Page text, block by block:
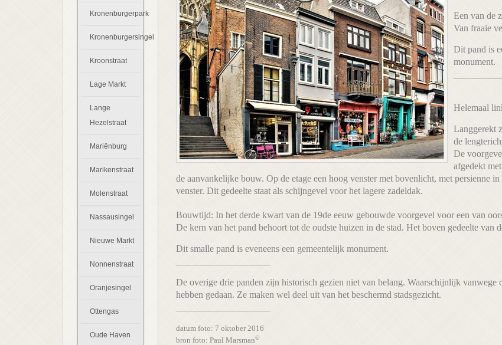
Kronenburgerpark
Kronenburgersingel
Kroonstraat
Lage Markt
Lange
Hezelstraat
Mariënburg
Marikenstraat
Molenstraat
Nassausingel
Nieuwe Markt
Nonnenstraat
Oranjesingel
Ottengas
Oude Haven
Een van de
Van fraaie
Dit pand is
monument.
Helemaal
Langgerekt
de
De
afgedekt
de aanvankelijke bouw. Op de etage een hoog venster met bovenlicht, met persienne
venster. Dit gedeelte staat als schijngevel voor het lagere zadeldak.
Bouwtijd: In het derde kwart van de 19de eeuw gebouwde voorgevel voor een van
De kern van het pand behoort tot de oudste huizen in de stad. Het boven gedeelte van
Dit smalle pand is eveneens een gemeentelijk monument.
De overige drie panden zijn historisch gezien niet van belang. Waarschijnlijk vanwege
hebben gedaan. Ze maken wel deel uit van het beschermd stadsgezicht.
datum foto: 7 oktober 2016
bron foto: Paul Marsman©